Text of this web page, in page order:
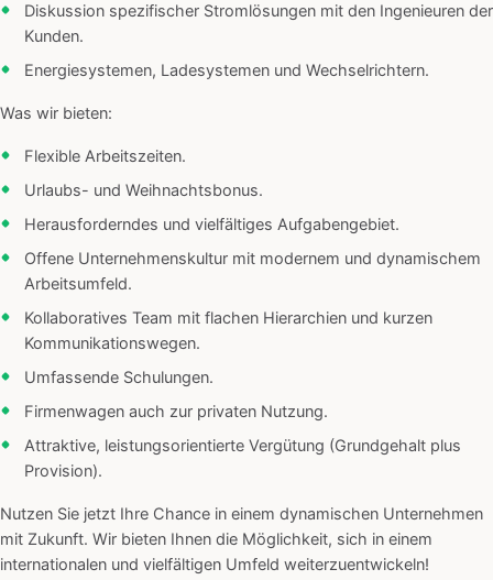
Diskussion spezifischer Stromlösungen mit den Ingenieuren der
Kunden.
Energiesystemen, Ladesystemen und Wechselrichtern.
Was wir bieten:
Flexible Arbeitszeiten.
Urlaubs- und Weihnachtsbonus.
Herausforderndes und vielfältiges Aufgabengebiet.
Offene Unternehmenskultur mit modernem und dynamischem
Arbeitsumfeld.
Kollaboratives Team mit flachen Hierarchien und kurzen
Kommunikationswegen.
Umfassende Schulungen.
Firmenwagen auch zur privaten Nutzung.
Attraktive, leistungsorientierte Vergütung (Grundgehalt plus
Provision).
Nutzen Sie jetzt Ihre Chance in einem dynamischen Unternehmen
mit Zukunft. Wir bieten Ihnen die Möglichkeit, sich in einem
internationalen und vielfältigen Umfeld weiterzuentwickeln!